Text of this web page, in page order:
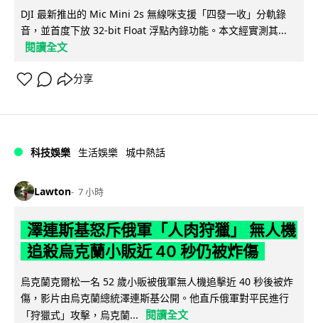
DJI 最新推出的 Mic Mini 2s 無線咪支援「四發一收」分軌錄
音，並首度下放 32-bit Float 浮點內錄功能。本文經實測其...
閱讀全文
分享
科技娛樂 生活娛樂 城中熱話
Lawton 7 小時
澤連斯基怒斥俄軍「人肉狩獵」 無人機
追殺烏克蘭小販近 40 秒仍被炸傷
烏克蘭克爾松一名 52 歲小販被俄軍無人機追擊近 40 秒後被炸
傷，影片由烏克蘭總統澤連斯基公開。他直斥俄軍對平民進行
「狩獵式」攻擊，烏克蘭...
閱讀全文